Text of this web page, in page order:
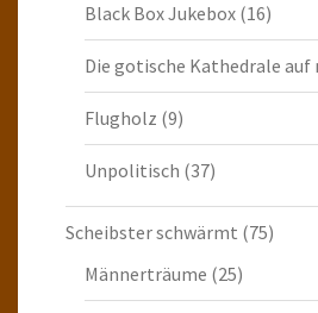
Black Box Jukebox (16)
Die gotische Kathedrale auf
Flugholz (9)
Unpolitisch (37)
Scheibster schwärmt (75)
Männerträume (25)